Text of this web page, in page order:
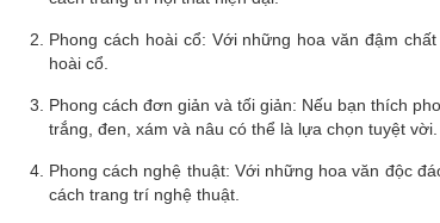
Phong cách hoài cổ: Với những hoa văn đậm
hoài cổ.
Phong cách đơn giản và tối giản: Nếu bạn thích
trắng, đen, xám và nâu có thể là lựa chọn tuyệt vời.
Phong cách nghệ thuật: Với những hoa văn độc
cách trang trí nghệ thuật.